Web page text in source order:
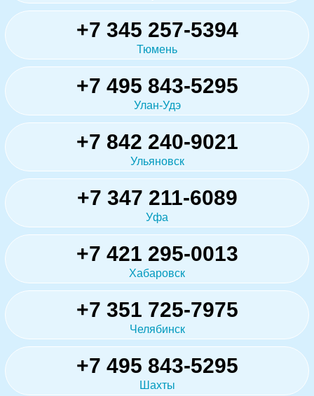
+7 345 257-5394
Тюмень
+7 495 843-5295
Улан-Удэ
+7 842 240-9021
Ульяновск
+7 347 211-6089
Уфа
+7 421 295-0013
Хабаровск
+7 351 725-7975
Челябинск
+7 495 843-5295
Шахты